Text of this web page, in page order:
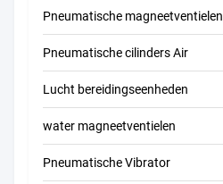
Pneumatische magneetventielen
Pneumatische cilinders Air
Lucht bereidingseenheden
water magneetventielen
Pneumatische Vibrator